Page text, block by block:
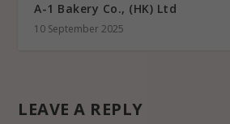
A-1 Bakery Co., (HK) Ltd
10 September 2025
LEAVE A REPLY